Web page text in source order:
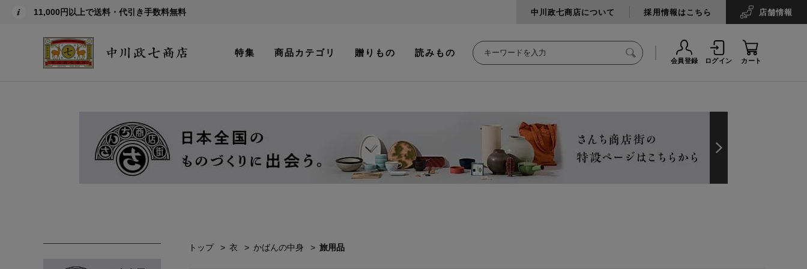
11,000円以上で送料・代引き手数料無料 中川政七商店について 採用情報はこちら 店舗情報
特集 商品カテゴリ 贈りもの 読みもの
会員登録 ログイン カート
トップ 衣 かばんの中身 旅用品